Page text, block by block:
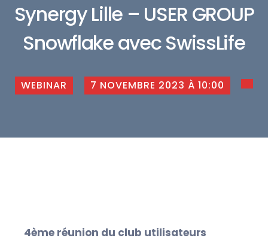
Synergy Lille – USER GROUP
Snowflake avec SwissLife
WEBINAR 7 NOVEMBRE 2023 À 10:00
4ème réunion du club utilisateurs